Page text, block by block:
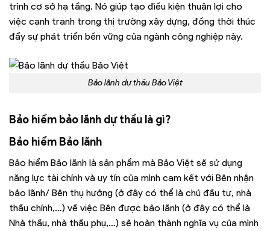
trình cơ sở hạ tầng. Nó giúp tạo điều kiện thuận lợi cho
việc cạnh tranh trong thị trường xây dựng, đồng thời thúc
đẩy sự phát triển bền vững của ngành công nghiệp này.
Bảo lãnh dự thầu Bảo Việt
Bảo hiểm bảo lãnh dự thầu là gì?
Bảo hiểm Bảo lãnh
Bảo hiểm Bảo lãnh là sản phẩm mà Bảo Việt sẽ sử dụng
năng lực tài chính và uy tín của mình cam kết với Bên nhận
bảo lãnh/ Bên thụ hưởng (ở đây có thể là chủ đầu tư, nhà
thầu chính,…) về việc Bên được bảo lãnh (ở đây có thể là
Nhà thầu, nhà thầu phụ,…) sẽ hoàn thành nghĩa vụ của mình